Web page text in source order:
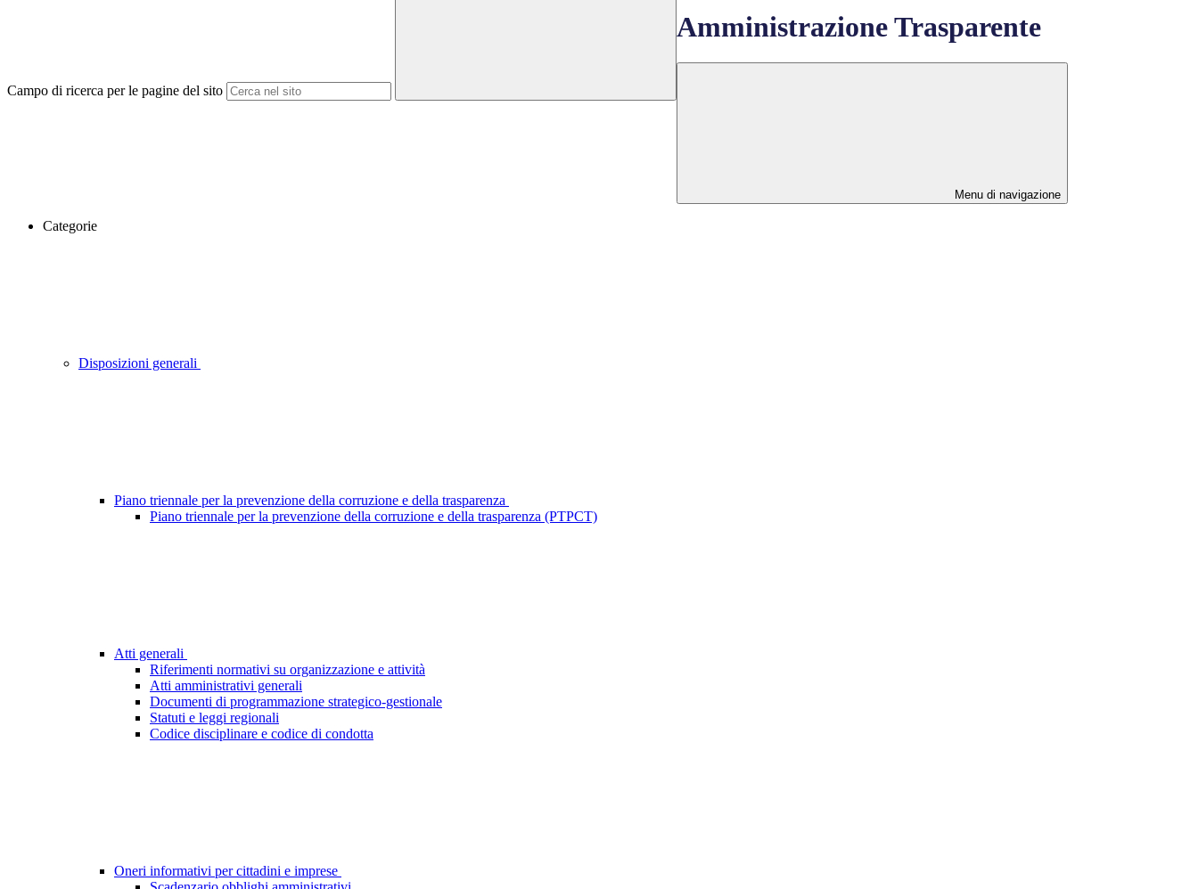
Campo di ricerca per le pagine del sito
Amministrazione Trasparente
Menu di navigazione
Categorie
Disposizioni generali
Piano triennale per la prevenzione della corruzione e della trasparenza
Piano triennale per la prevenzione della corruzione e della trasparenza (PTPCT)
Atti generali
Riferimenti normativi su organizzazione e attività
Atti amministrativi generali
Documenti di programmazione strategico-gestionale
Statuti e leggi regionali
Codice disciplinare e codice di condotta
Oneri informativi per cittadini e imprese